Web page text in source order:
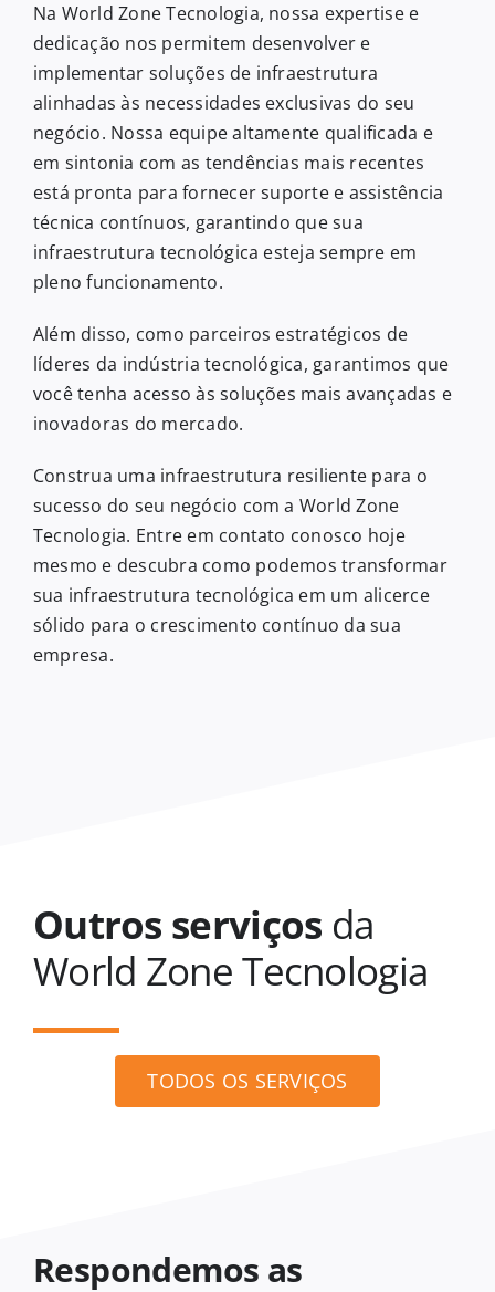
Na World Zone Tecnologia, nossa expertise e
dedicação nos permitem desenvolver e
implementar soluções de infraestrutura
alinhadas às necessidades exclusivas do seu
negócio. Nossa equipe altamente qualificada e
em sintonia com as tendências mais recentes
está pronta para fornecer suporte e assistência
técnica contínuos, garantindo que sua
infraestrutura tecnológica esteja sempre em
pleno funcionamento.
Além disso, como parceiros estratégicos de
líderes da indústria tecnológica, garantimos que
você tenha acesso às soluções mais avançadas e
inovadoras do mercado.
Construa uma infraestrutura resiliente para o
sucesso do seu negócio com a World Zone
Tecnologia. Entre em contato conosco hoje
mesmo e descubra como podemos transformar
sua infraestrutura tecnológica em um alicerce
sólido para o crescimento contínuo da sua
empresa.
Outros serviços da
World Zone Tecnologia
TODOS OS SERVIÇOS
Respondemos as